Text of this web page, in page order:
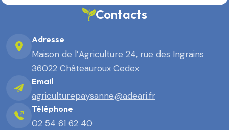
Contacts
Adresse
Maison de l’Agriculture 24, rue des Ingrains
36022 Châteauroux Cedex
Email
agriculturepaysanne@adeari.fr
Téléphone
02 54 61 62 40